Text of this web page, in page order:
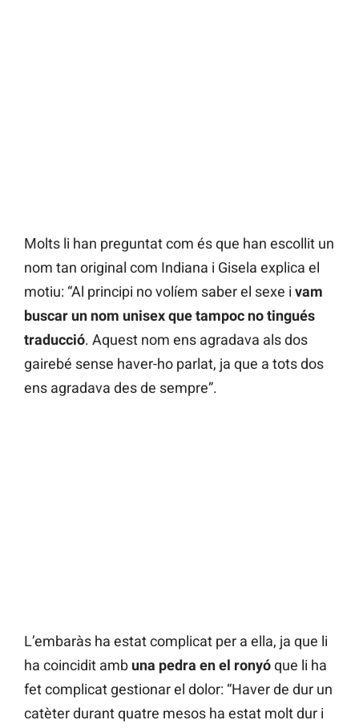
Molts li han preguntat com és que han escollit un
nom tan original com Indiana i Gisela explica el
motiu: “Al principi no volíem saber el sexe i vam
buscar un nom unisex que tampoc no tingués
traducció. Aquest nom ens agradava als dos
gairebé sense haver-ho parlat, ja que a tots dos
ens agradava des de sempre”.
L’embaràs ha estat complicat per a ella, ja que li
ha coincidit amb una pedra en el ronyóque li ha
fet complicat gestionar el dolor: “Haver de dur un
catèter durant quatre mesos ha estat molt dur i